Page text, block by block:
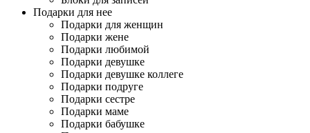
Подарки для нее
Подарки для женщин
Подарки жене
Подарки любимой
Подарки девушке
Подарки девушке коллеге
Подарки подруге
Подарки сестре
Подарки маме
Подарки бабушке